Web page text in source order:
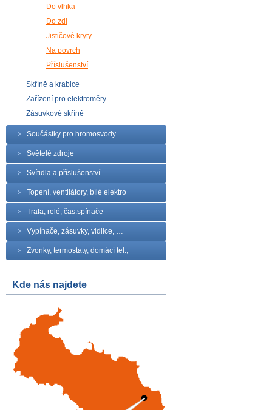
Do vlhka
Do zdi
Jističové kryty
Na povrch
Příslušenství
Skříně a krabice
Zařízení pro elektroměry
Zásuvkové skříně
Součástky pro hromosvody
Světelé zdroje
Svítidla a příslušenství
Topení, ventilátory, bílé elektro
Trafa, relé, čas.spínače
Vypínače, zásuvky, vidlice, …
Zvonky, termostaty, domácí tel.,
Kde nás najdete